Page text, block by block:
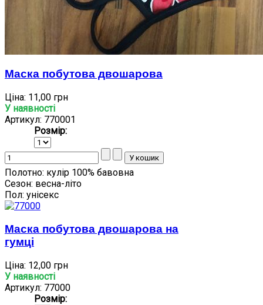
Маска побутова двошарова
Ціна: 11,00 грн
У наявності
Артикул: 770001
Розмір:
Полотно: кулір 100% бавовна
Сезон: весна-літо
Пол: унісекс
Маска побутова двошарова на
гумці
Ціна: 12,00 грн
У наявності
Артикул: 77000
Розмір: